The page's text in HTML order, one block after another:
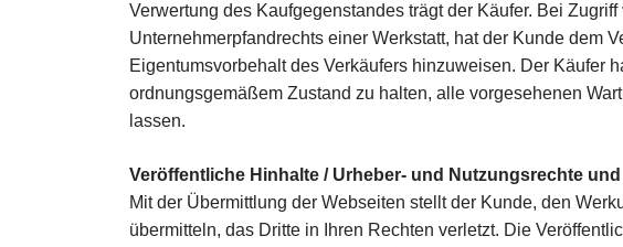
Verwertung des Kaufgegenstandes trägt der Käufer. Bei
Unternehmerpfandrechts einer Werkstatt, hat der Kunde dem
Eigentumsvorbehalt des Verkäufers hinzuweisen. Der Käufer
ordnungsgemäßem Zustand zu halten, alle vorgesehenen
lassen.
Veröffentliche Hinhalte / Urheber- und Nutzungsrechte
Mit der Übermittlung der Webseiten stellt der Kunde, den
übermitteln, das Dritte in Ihren Rechten verletzt. Die